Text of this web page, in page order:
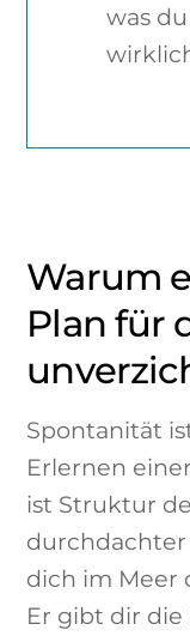
was
Warum
Plan für
Spontanität
Erlernen
ist Struktur
durchdachter
dich im Meer
Er gibt dir